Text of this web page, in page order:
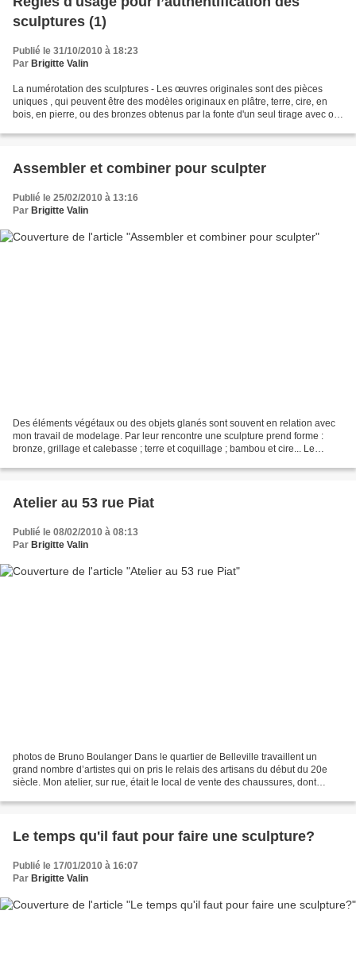
sculptures (1)
Publié le 31/10/2010 à 18:23
Par Brigitte Valin
La numérotation des sculptures - Les œuvres originales sont des pièces
uniques , qui peuvent être des modèles originaux en plâtre, terre, cire, en
bois, en pierre, ou des bronzes obtenus par la fonte d'un seul tirage avec ou
Assembler et combiner pour sculpter
Publié le 25/02/2010 à 13:16
Par Brigitte Valin
Des éléments végétaux ou des objets glanés sont souvent en relation avec
mon travail de modelage. Par leur rencontre une sculpture prend forme :
bronze, grillage et calebasse ; terre et coquillage ; bambou et cire... Le
Atelier au 53 rue Piat
Publié le 08/02/2010 à 08:13
Par Brigitte Valin
photos de Bruno Boulanger Dans le quartier de Belleville travaillent un
grand nombre d’artistes qui on pris le relais des artisans du début du 20e
siècle. Mon atelier, sur rue, était le local de vente des chaussures, dont
Le temps qu'il faut pour faire une sculpture?
Publié le 17/01/2010 à 16:07
Par Brigitte Valin